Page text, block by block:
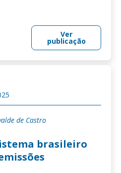
Ver
publicação
de Castro
brasileiro